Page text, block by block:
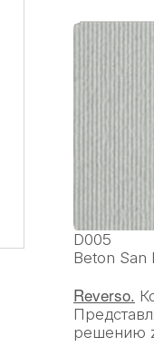
D005
Beton San
Reverso.
решению